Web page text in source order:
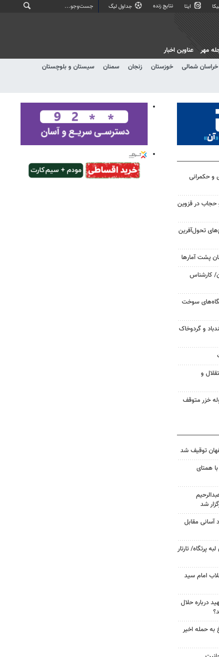
ایتا نتایج زنده جداول لیگ
خراسان شمالی خوزستان زنجان سمنان
سیستان و بلوچستان
مهر عناوین اخبار
و حکمرانی
حجاب در قزوین
تحول‌آفرین
پشت آمارها
کارشناس
سوخت
و گردوخاک
و
خزر متوقف
همتای
شد
آسانی مقابل
پرتگاه/ تارتار
امام سید
درباره حلال
به حمله اخیر